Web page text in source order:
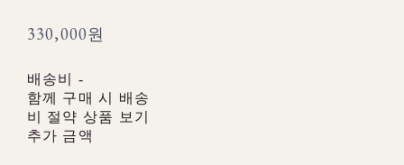
330,000원
배송비 -
함께 구매 시 배송
비 절약 상품 보기
추가 금액